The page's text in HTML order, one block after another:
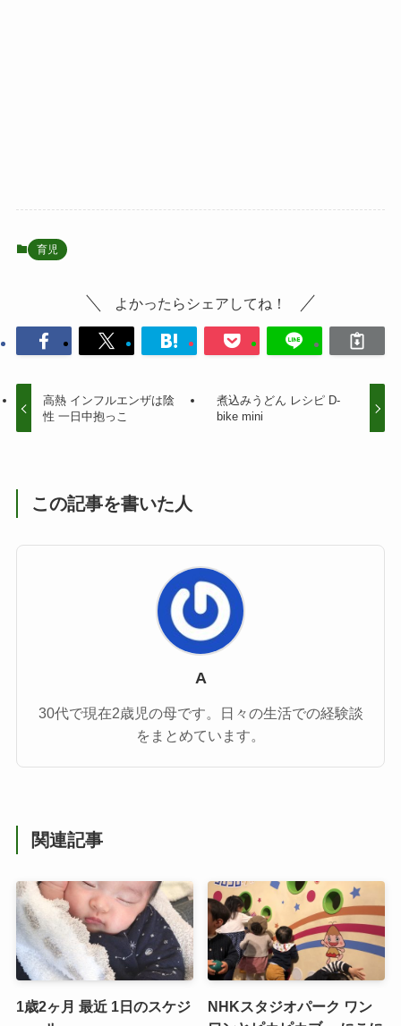
育児
よかったらシェアしてね！
高熱 インフルエンザは陰
性 一日中抱っこ
煮込みうどん レシピ D-
bike mini
この記事を書いた人
A
30代で現在2歳児の母です。日々の生活での経験談
をまとめています。
関連記事
1歳2ヶ月 最近 1日のスケジ
NHKスタジオパーク ワン